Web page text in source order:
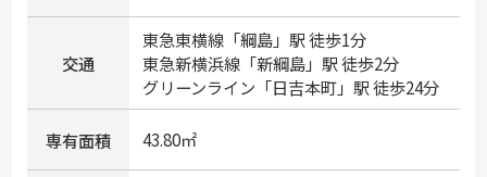
交通
東急東横線「綱島」駅 徒歩1分
東急新横浜線「新綱島」駅 徒歩2分
グリーンライン 「日吉本町」駅 徒歩24分
専有面積 43.80㎡